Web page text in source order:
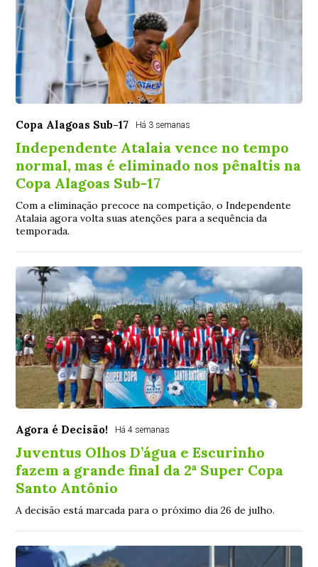
Copa Alagoas Sub-17 Há 3 semanas
Independente Atalaia vence no tempo
normal, mas é eliminado nos pênaltis na
Copa Alagoas Sub-17
Com a eliminação precoce na competição, o Independente
Atalaia agora volta suas atenções para a sequência da
temporada.
Agora é Decisão! Há 4 semanas
Juventus Olhos D’água e Escurinho
fazem a grande final da 2ª Super Copa
Santo Antônio
A decisão está marcada para o próximo dia 26 de julho.